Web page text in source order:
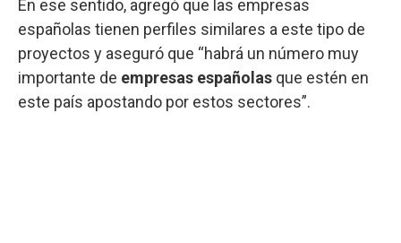
En ese sentido, agregó que las empresas
españolas tienen perfiles similares a este tipo de
proyectos y aseguró que “habrá un número muy
importante de empresas españolas que estén en
este país apostando por estos sectores”.